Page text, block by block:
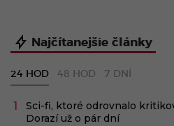
Najčítanejšie články
24 HOD 48 HOD 7 DNÍ
Sci-fi, ktoré odrovnalo
Dorazí už o pár dní